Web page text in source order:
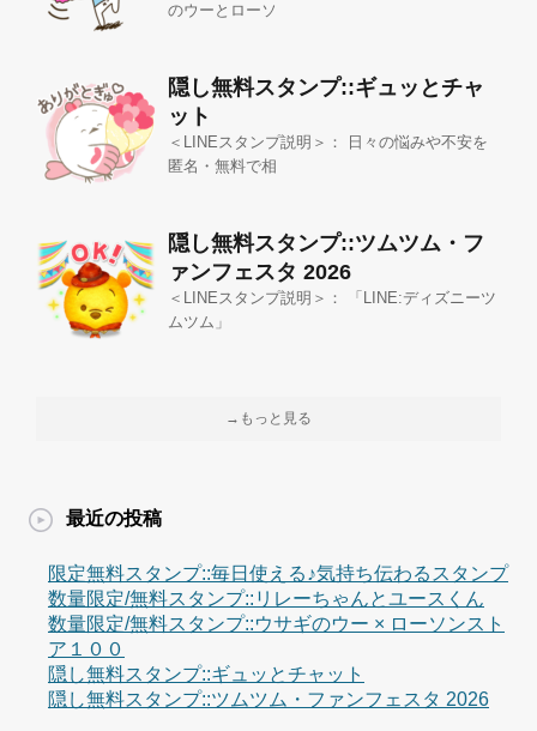
のウーとローソ
隠し無料スタンプ::ギュッとチャ
ット
＜LINEスタンプ説明＞： 日々の悩みや不安を
匿名・無料で相
隠し無料スタンプ::ツムツム・フ
ァンフェスタ 2026
＜LINEスタンプ説明＞： 「LINE:ディズニーツ
ムツム」
→もっと見る
最近の投稿
限定無料スタンプ::毎日使える♪気持ち伝わるスタンプ
数量限定/無料スタンプ::リレーちゃんとユースくん
数量限定/無料スタンプ::ウサギのウー × ローソンスト
ア１００
隠し無料スタンプ::ギュッとチャット
隠し無料スタンプ::ツムツム・ファンフェスタ 2026